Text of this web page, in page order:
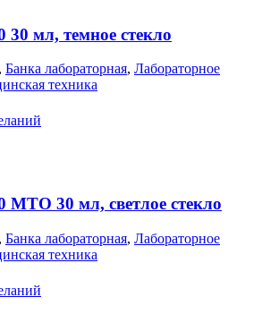
мл, темное стекло
, Банка лабораторная, Лабораторное
техника
30 мл, светлое стекло
, Банка лабораторная, Лабораторное
техника